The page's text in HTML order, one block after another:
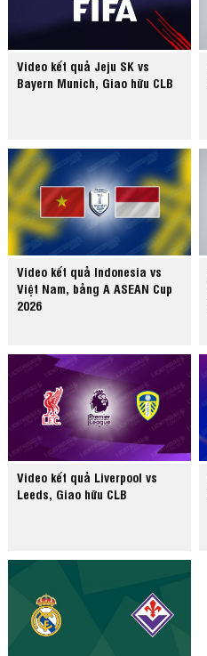
Video kết quả Jeju SK vs
Bayern Munich, Giao hữu CLB
Video kết quả Indonesia vs
Việt Nam, bảng A ASEAN Cup
2026
Video kết quả Liverpool vs
Leeds, Giao hữu CLB